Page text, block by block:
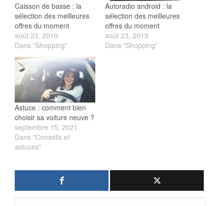
Caisson de basse : la
sélection des meilleures
offres du moment
août 23, 2019
Dans "Shopping"
Autoradio android : la
sélection des meilleures
offres du moment
août 23, 2019
Dans "Shopping"
Astuce : comment bien
choisir sa voiture neuve ?
septembre 15, 2021
Dans "Conseils et
astuces"